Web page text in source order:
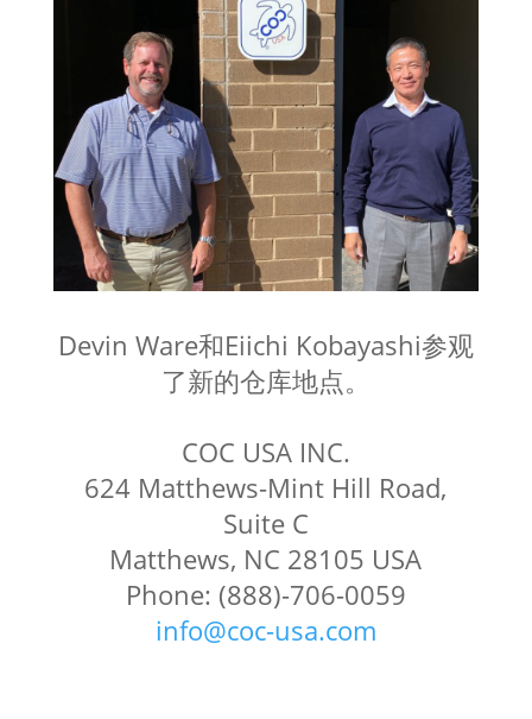
Devin Ware和Eiichi Kobayashi参观
了新的仓库地点。
COC USA INC.
624 Matthews-Mint Hill Road,
Suite C
Matthews, NC 28105 USA
Phone: (888)-706-0059
info@coc-usa.com